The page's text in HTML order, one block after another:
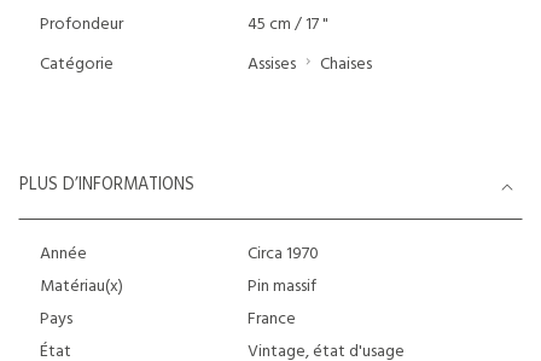
Profondeur
45 cm / 17 "
Catégorie
Assises Chaises
PLUS D’INFORMATIONS
Année
Circa 1970
Matériau(x)
Pin massif
Pays
France
État
Vintage, état d'usage